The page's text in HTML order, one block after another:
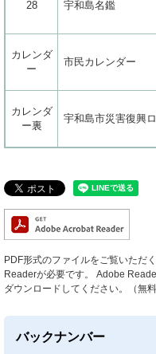
28 宇和島名鑑
カレンダ
ー
市民カレンダー
カレンダ
ー裏
宇和島市災害復興
PDF形式のファイルをご覧いただ
Readerが必要です。
Adobe
ダウンロードしてください。（無料
バックナンバー